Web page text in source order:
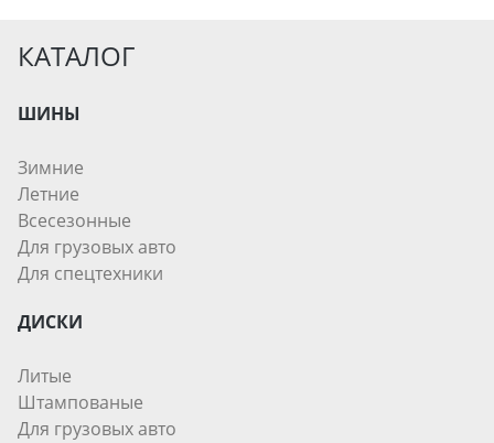
КАТАЛОГ
ШИНЫ
Зимние
Летние
Всесезонные
Для грузовых авто
Для спецтехники
ДИСКИ
Литые
Штампованые
Для грузовых авто